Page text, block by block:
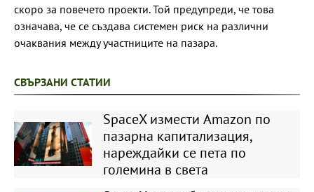
скоро за повечето проекти. Той предупреди, че това
означава, че се създава системен риск на различни
очаквания между участниците на пазара.
СВЪРЗАНИ СТАТИИ
SpaceX измести Amazon по
пазарна капитализация,
нареждайки се пета по
големина в света